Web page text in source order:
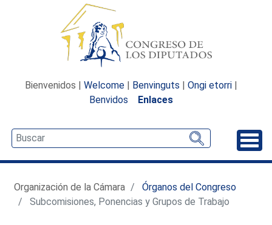
Bienvenidos | Welcome | Benvinguts | Ongi etorri |
Benvidos
Enlaces
Organización de la Cámara
Órganos del Congreso
Subcomisiones, Ponencias y Grupos de Trabajo